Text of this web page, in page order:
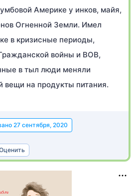
Америке у инков, майя,
Огненной Земли. Имел
в кризисные периоды,
войны и ВОВ,
в тыл люди меняли
вещи на продукты питания.
27 сентября, 2020